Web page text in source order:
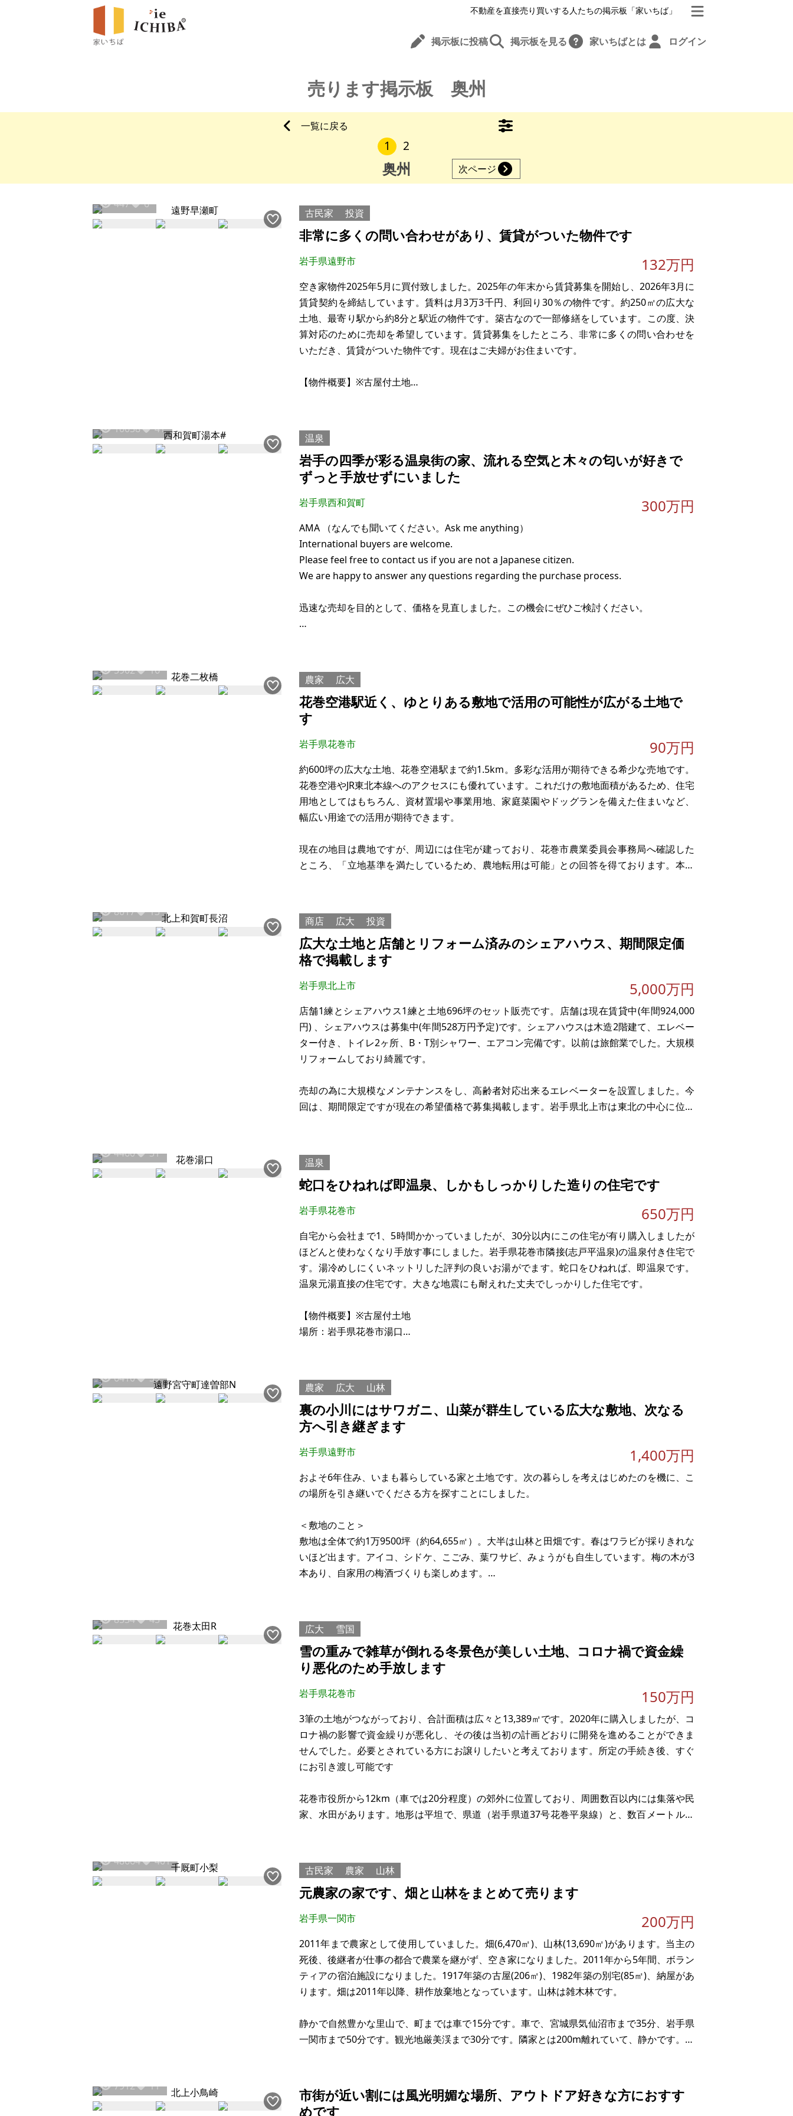
不動産を直接売り買いする人たちの掲示板「家いちば」
掲示板に投稿 掲示板を見る 家いちばとは ログイン
売ります掲示板 奥州
一覧に戻る
1 2
奥州 次ページ
447 6
古民家 投資
非常に多くの問い合わせがあり、賃貸がついた物件です
岩手県遠野市 132万円
空き家物件2025年5月に買付致しました。2025年の年末から賃貸募集を開始し、2026年3月に
賃貸契約を締結しています。賃料は月3万3千円、利回り30％の物件です。約250㎡の広大な
土地、最寄り駅から約8分と駅近の物件です。築古なので一部修繕をしています。この度、決
算対応のために売却を希望しています。賃貸募集をしたところ、非常に多くの問い合わせを
いただき、賃貸がついた物件です。現在はご夫婦がお住まいです。
【物件概要】※古屋付土地
建物：200.22㎡
構造：コンクリートブロック造木造焼瓦葺2階建
現況：賃貸中
希望価格：132万円
※現状有
10058 41
温泉
岩手の四季が彩る温泉街の家、流れる空気と木々の匂いが好きで
ずっと手放せずにいました
岩手県西和賀町 300万円
AMA （なんでも聞いてください。Ask me anything）
International buyers are welcome.
Please feel free to contact us if you are not a Japanese citizen.
We are happy to answer any questions regarding the purchase process.
迅速な売却を目的として、価格を見直しました。この機会にぜひご検討ください。
5902
16
農家 広大
花巻空港駅近く、ゆとりある敷地で活用の可能性が広がる土地で
す
岩手県花巻市 90万円
約600坪の広大な土地、花巻空港駅まで約1.5km。多彩な活用が期待できる希少な売地です。
花巻空港やJR東北本線へのアクセスにも優れています。これだけの敷地面積があるため、住宅
用地としてはもちろん、資材置場や事業用地、家庭菜園やドッグランを備えた住まいなど、
幅広い用途での活用が期待できます。
現在の地目は農地ですが、周辺には住宅が建っており、花巻市農業委員会事務局へ確認した
ところ、「立地基準を満たしているため、農地転用は可能」との回答を得ております。本物
なお、現況では樹木が
8017 13
商店 広大 投資
広大な土地と店舗とリフォーム済みのシェアハウス、期間限定価
格で掲載します
岩手県北上市 5,000万円
店舗1練とシェアハウス1練と土地696坪のセット販売です。店舗は現在賃貸中(年間924,000
円) 、シェアハウスは募集中(年間528万円予定)です。シェアハウスは木造2階建て、エレベー
ター付き、トイレ2ヶ所、B・T別シャワー、エアコン完備です。以前は旅館業でした。大規模
リフォームしており綺麗です。
売却の為に大規模なメンテナンスをし、高齢者対応出来るエレベーターを設置しました。今
回は、期間限定ですが現在の希望価格で募集掲載します。岩手県北上市は東北の中心に位置
約700坪の広大な土地が国道107号に面しています。岩手北上から秋田横手への
4460 31
温泉
蛇口をひねれば即温泉、しかもしっかりした造りの住宅です
岩手県花巻市 650万円
自宅から会社まで1、5時間かかっていましたが、30分以内にこの住宅が有り購入しましたが
ほどんと使わなくなり手放す事にしました。岩手県花巻市隣接(志戸平温泉)の温泉付き住宅で
す。湯冷めしにくいネットリした評判の良いお湯がでます。蛇口をひねれば、即温泉です。
温泉元湯直接の住宅です。大きな地震にも耐えれた丈夫でしっかりした住宅です。
【物件概要】※古屋付土地
場所：岩手県花巻市湯口
構造：木造2階建
現況：空家
希望価格：650万円
温泉保証料：30万円(解約時返金されます)
※現状有姿、および公簿売買でのお取引きとなります。
6410 39
農家 広大 山林
裏の小川にはサワガニ、山菜が群生している広大な敷地、次なる
方へ引き継ぎます
岩手県遠野市 1,400万円
およそ6年住み、いまも暮らしている家と土地です。次の暮らしを考えはじめたのを機に、こ
の場所を引き継いでくださる方を探すことにしました。
＜敷地のこと＞
敷地は全体で約1万9500坪（約64,655㎡）。大半は山林と田畑です。春はワラビが採りきれな
いほど出ます。アイコ、シドケ、こごみ、葉ワサビ、みょうがも自生しています。梅の木が3
本あり、自家用の梅酒づくりも楽しめます。
する川には魚が泳いでいます。梅雨明け頃までは、夜はクーラーなしで過ごせる日も多いで
す。夜は川の音が聞こえ、晴れた日は星がよく見えます。
＜立
8534 45
広大 雪国
雪の重みで雑草が倒れる冬景色が美しい土地、コロナ禍で資金繰
り悪化のため手放します
岩手県花巻市 150万円
3筆の土地がつながっており、合計面積は広々と13,389㎡です。2020年に購入しましたが、コ
ロナ禍の影響で資金繰りが悪化し、その後は当初の計画どおりに開発を進めることができま
せんでした。必要とされている方にお譲りしたいと考えております。所定の手続き後、すぐ
にお引き渡し可能です
花巻市役所から12km（車では20分程度）の郊外に位置しており、周囲数百以内には集落や民
家、水田があります。地形は平坦で、県道（岩手県道37号花巻平泉線）と、数百メートルの
多少の高低差はあるものの、全体的
48664 401
古民家 農家 山林
元農家の家です、畑と山林をまとめて売ります
岩手県一関市 200万円
2011年まで農家として使用していました。畑(6,470㎡)、山林(13,690㎡)があります。当主の
死後、後継者が仕事の都合で農業を継がず、空き家になりました。2011年から5年間、ボラン
ティアの宿泊施設になりました。1917年築の古屋(206㎡)、1982年築の別宅(85㎡)、納屋があ
ります。畑は2011年以降、耕作放棄地となっています。山林は雑木林です。
静かで自然豊かな里山で、町までは車で15分です。車で、宮城県気仙沼市まで35分、岩手県
一関市まで50分です。観光地厳美渓まで30分です。隣家とは200m離れていて、静かです。農
7912 11
市街が近い割には風光明媚な場所、アウトドア好きな方におすす
めです